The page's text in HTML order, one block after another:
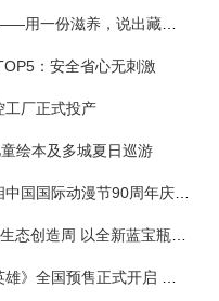
2026七夕浪漫告白礼燕窝礼盒清单——用一份滋养，说出藏在心底的爱
：安全省心无刺激
工厂正式投产
绘本及多城夏日巡游
俄罗斯动画巨头联盟动画制片厂亮相中国国际动漫节90周年庆开启中国之旅新篇章